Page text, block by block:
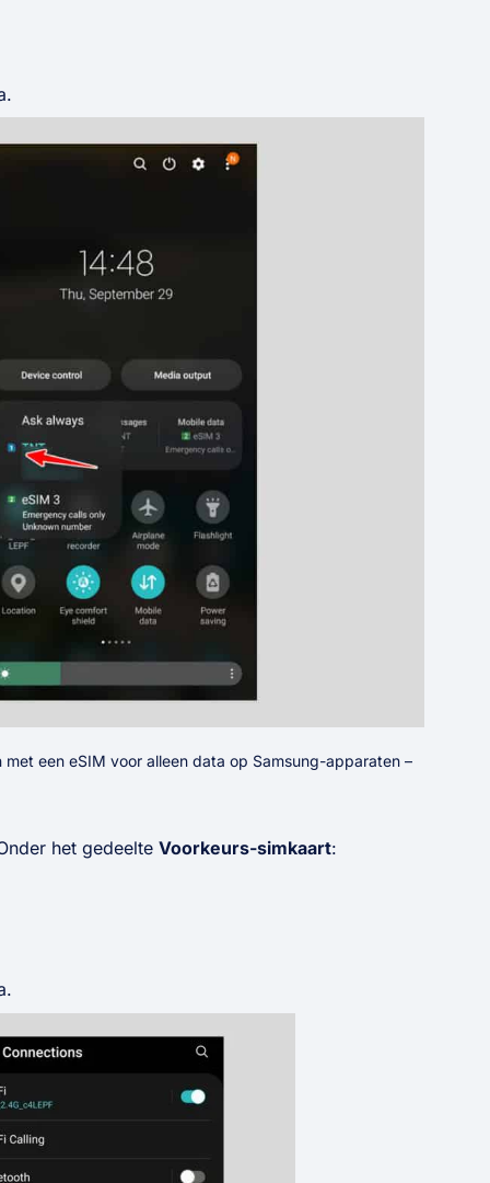
een eSIM voor alleen data op Samsung-apparaten –
het gedeelteVoorkeurs-simkaart: